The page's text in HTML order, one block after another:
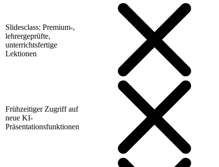
Slidesclass: Premium-,
lehrergeprüfte,
unterrichtsfertige
Lektionen
Frühzeitiger Zugriff auf
neue KI-
Präsentationsfunktionen